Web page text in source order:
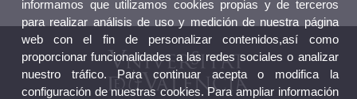
informamos que utilizamos cookies propias y de terceros
para realizar análisis de uso y medición de nuestra página
web con el fin de personalizar contenidos,así como
proporcionar funcionalidades a las redes sociales o analizar
nuestro tráfico. Para continuar acepta o modifica la
configuración de nuestras cookies. Para ampliar información